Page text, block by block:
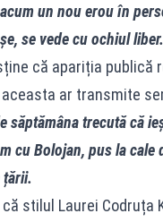
un nou erou în
se vede cu ochiul liber.
că apariția publică
ar transmite
săptămâna trecută că
cu Bolojan, pus la
țării.
stilul Laurei